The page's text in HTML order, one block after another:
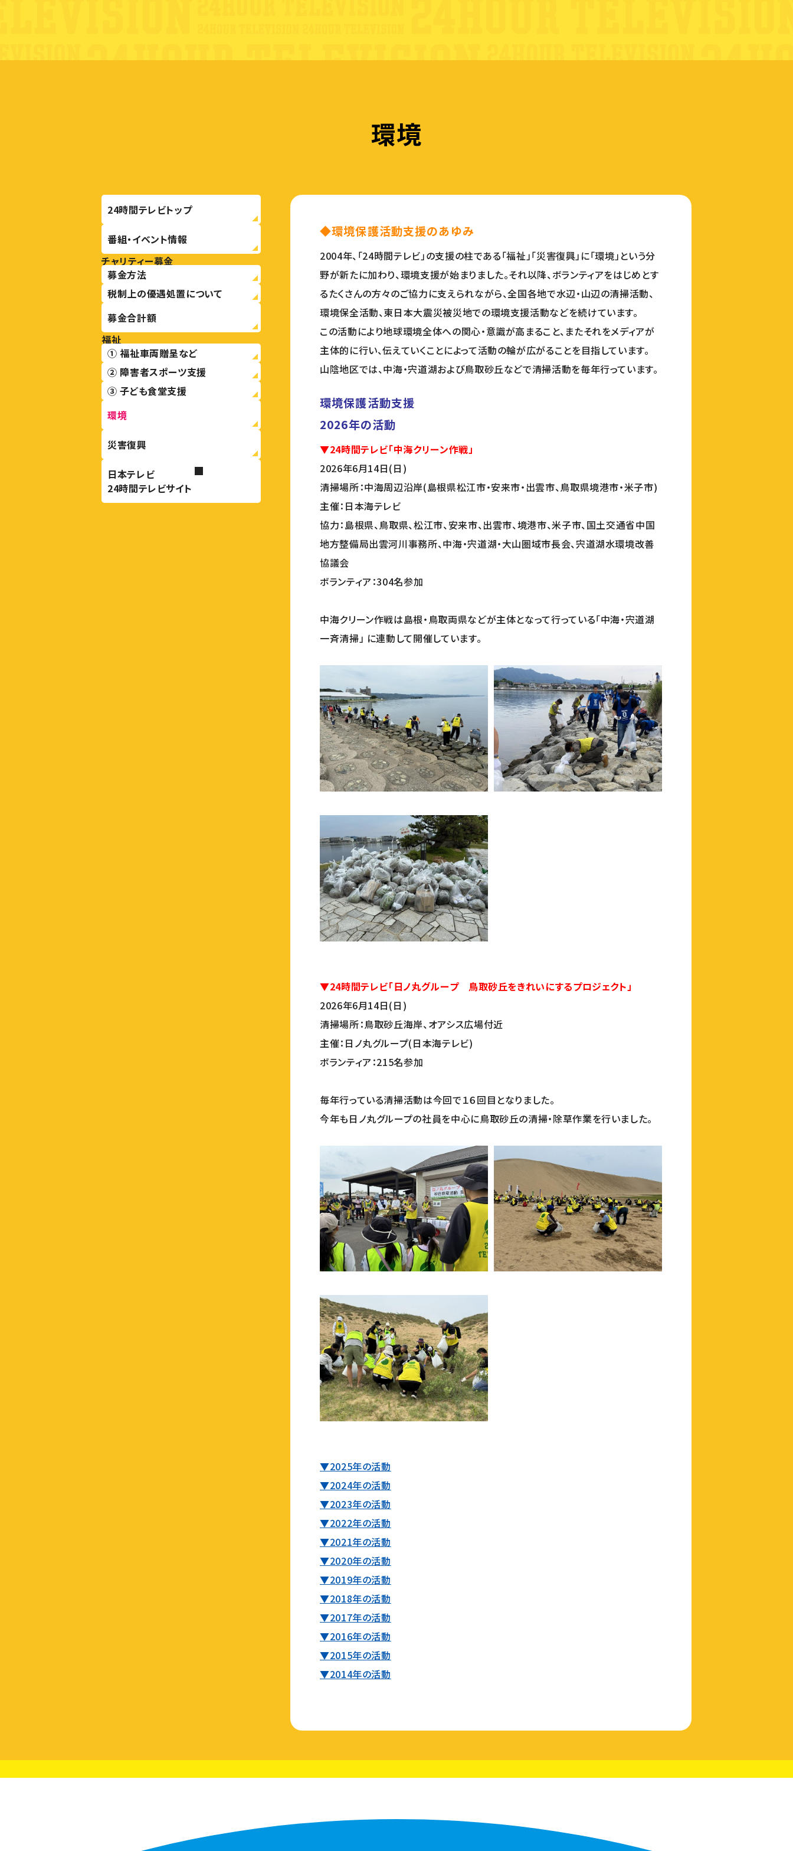
環境
24時間テレビトップ
番組・イベント情報
チャリティー募金
募金方法
税制上の優遇処置について
募金合計額
福祉
① 福祉車両贈呈など
② 障害者スポーツ支援
③ 子ども食堂支援
環境
災害復興
日本テレビ
24時間テレビサイト
◆環境保護活動支援のあゆみ
2004年、「24時間テレビ」の支援の柱である「福祉」「災害復興」に「環境」という分
野が新たに加わり、環境支援が始まりました。それ以降、ボランティアをはじめとす
るたくさんの方々のご協力に支えられながら、全国各地で水辺・山辺の清掃活動、
環境保全活動、東日本大震災被災地での環境支援活動などを続けています。
この活動により地球環境全体への関心・意識が高まること、またそれをメディアが
主体的に行い、伝えていくことによって活動の輪が広がることを目指しています。
山陰地区では、中海・宍道湖および鳥取砂丘などで清掃活動を毎年行っています。
環境保護活動支援
2026年の活動
▼24時間テレビ「中海クリーン作戦」
2026年6月14日(日)
清掃場所：中海周辺沿岸(島根県松江市・安来市・出雲市、鳥取県境港市・米子市)
主催：日本海テレビ
協力：島根県、鳥取県、松江市、安来市、出雲市、境港市、米子市、国土交通省中国
地方整備局出雲河川事務所、中海・宍道湖・大山圏域市長会、宍道湖水環境改善
協議会
ボランティア：304名参加
中海クリーン作戦は島根・鳥取両県などが主体となって行っている「中海・宍道湖
一斉清掃」 に連動して開催しています。
▼24時間テレビ「日ノ丸グループ 鳥取砂丘をきれいにするプロジェクト」
2026年6月14日(日)
清掃場所：鳥取砂丘海岸、オアシス広場付近
主催：日ノ丸グループ(日本海テレビ)
ボランティア：215名参加
毎年行っている清掃活動は今回で１６回目となりました。
今年も日ノ丸グループの社員を中心に鳥取砂丘の清掃・除草作業を行いました。
▼2025年の活動
▼2024年の活動
▼2023年の活動
▼2022年の活動
▼2021年の活動
▼2020年の活動
▼2019年の活動
▼2018年の活動
▼2017年の活動
▼2016年の活動
▼2015年の活動
▼2014年の活動